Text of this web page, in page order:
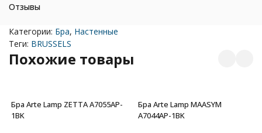
Отзывы
Категории: Бра, Настенные
Теги: BRUSSELS
Похожие товары
Бра Arte Lamp ZETTA A7055AP-
1BK
Бра Arte Lamp MAASYM
A7044AP-1BK